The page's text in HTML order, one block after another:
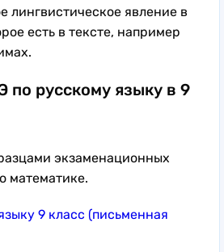
лингвистическое явление в
есть в тексте, например
по русскому языку в 9
экзаменационных
математике.
9 класс (письменная